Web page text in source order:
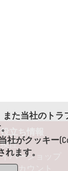
た当社のト
がクッキー
れます。
立ち情報
性
バーショップ
スカウント